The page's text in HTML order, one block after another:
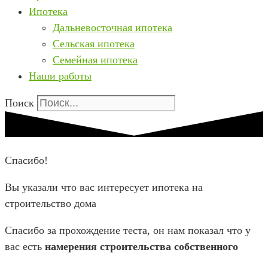
Ипотека
Дальневосточная ипотека
Сельская ипотека
Семейная ипотека
Наши работы
Поиск
Спасибо!
Вы указали что вас интересует ипотека на
строительство дома
Спасибо за прохождение теста, он нам показал что у
вас есть намерения строительства собственного